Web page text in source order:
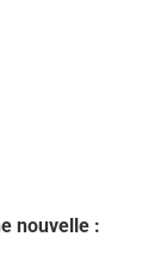
nouvelle :